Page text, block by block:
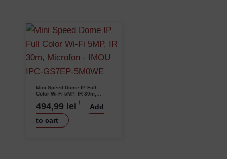
Mini Speed Dome IP Full
Color Wi-Fi 5MP, IR 30m,
Microfon – IMOU IPC-GS7EP-
5M0WE
494,99 lei
Add
to cart